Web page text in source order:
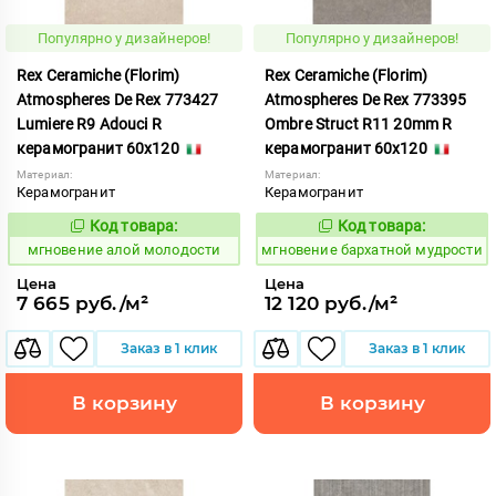
Популярно у дизайнеров!
Rex Ceramiche (Florim)
Atmospheres De Rex 773427
Lumiere R9 Adouci R
керамогранит 60x120
Материал:
Керамогранит
937679
Код товара:
мгновение алой молодости
Цена
7 665 руб./м²
Заказ в 1 клик
В корзину
Популярно у дизайнеров!
Rex Ceramiche (Florim)
Atmospheres De Rex 773395
Ombre Struct R11 20mm R
керамогранит 60x120
Материал:
Керамогранит
937930
Код товара:
мгновение бархатной мудрости
Цена
12 120 руб./м²
Заказ в 1 клик
В корзину